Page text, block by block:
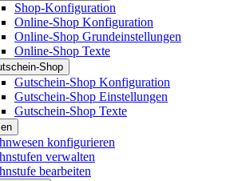
Shop-Konfiguration
Online-Shop Konfiguration
Online-Shop Grundeinstellungen
Online-Shop Texte
Shop
Gutschein-Shop Konfiguration
Gutschein-Shop Einstellungen
Gutschein-Shop Texte
konfigurieren
verwalten
bearbeiten